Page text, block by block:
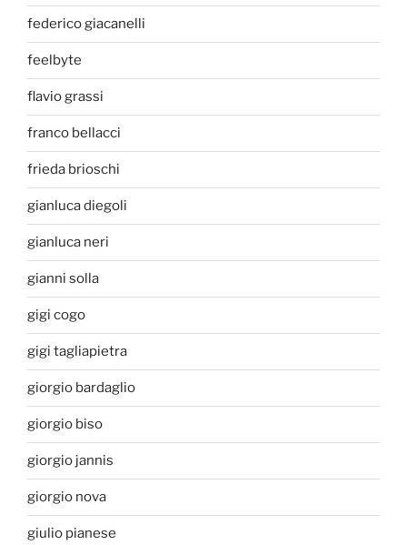
federico giacanelli
feelbyte
flavio grassi
franco bellacci
frieda brioschi
gianluca diegoli
gianluca neri
gianni solla
gigi cogo
gigi tagliapietra
giorgio bardaglio
giorgio biso
giorgio jannis
giorgio nova
giulio pianese